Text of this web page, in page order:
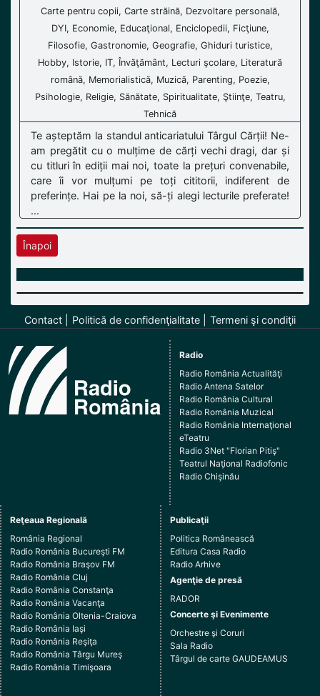
Carte pentru copii, Carte străină, Dezvoltare personală,
DYI, Economie, Educaţional, Enciclopedii, Ficţiune,
Filosofie, Gastronomie, Geografie, Ghiduri turistice,
Hobby, Istorie, IT, Învăţământ, Lecturi şcolare, Literatură
română, Memorialistică, Muzică, Parenting, Poezie,
Psihologie, Religie, Sănătate, Spiritualitate, Ştiinţe, Teatru,
Tehnică
Te așteptăm la standul anticariatului Târgul Cărții! Ne-
am pregătit cu o mulțime de cărți vechi dragi, dar și
cu titluri în ediții mai noi, toate la prețuri convenabile,
care îi vor mulțumi pe toți cititorii, indiferent de
preferințe. Hai pe la noi, să-ți alegi lecturile preferate!
...
Înapoi
Contact Politică de confidenţialitate Termeni şi condiţii
Radio
Radio România Actualităţi
Radio Antena Satelor
Radio România Cultural
Radio România Muzical
Radio România Internaţional
eTeatru
Radio 3Net "Florian Pitiş"
Teatrul Naţional Radiofonic
Radio Chişinău
Reţeaua Regională
România Regional
Radio România Bucureşti FM
Radio România Braşov FM
Radio România Cluj
Radio România Constanţa
Radio România Vacanţa
Radio România Oltenia-Craiova
Radio România Iaşi
Radio România Reşiţa
Radio România Târgu Mureş
Radio România Timişoara
Publicaţii
Politica Românească
Editura Casa Radio
Radio Arhive
Agenţie de presă
RADOR
Concerte şi Evenimente
Orchestre şi Coruri
Sala Radio
Târgul de carte GAUDEAMUS